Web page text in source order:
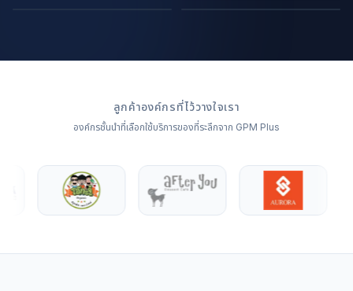
ลูกค้าองค์กรที่ไว้วางใจเรา
องค์กรชั้นนำที่เลือกใช้บริการของที่ระลึกจาก GPM Plus